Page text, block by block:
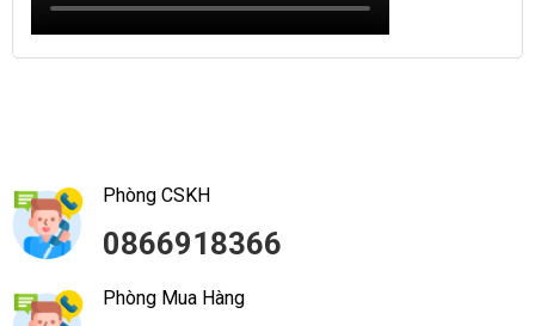
Phòng CSKH
0866918366
Phòng Mua Hàng